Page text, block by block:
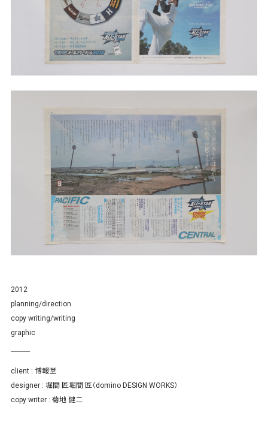
2012
planning/direction
copy writing/writing
graphic
client : 博報堂
designer : 堀間 匠堀間 匠（domino DESIGN WORKS）
copy writer : 菊地 健二